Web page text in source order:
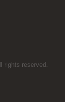
rights reserved.